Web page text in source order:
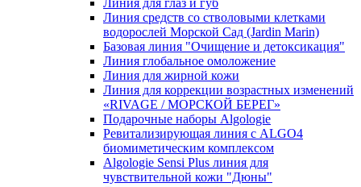
Линия для глаз и губ
Линия средств со стволовыми клетками
водорослей Морской Сад (Jardin Marin)
Базовая линия "Очищение и детоксикация"
Линия глобальное омоложение
Линия для жирной кожи
Линия для коррекции возрастных изменений
«RIVAGE / МОРСКОЙ БЕРЕГ»
Подарочные наборы Algologie
Ревитализирующая линия с ALGO4
биомиметическим комплексом
Algologie Sensi Plus линия для
чувcтвительной кожи "Дюны"